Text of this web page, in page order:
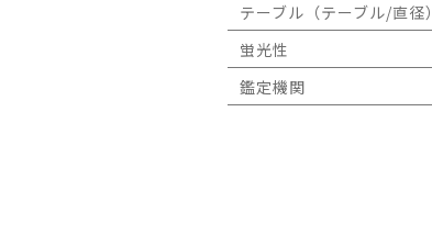
テーブル（テーブル/直径）
蛍光性
鑑定機関